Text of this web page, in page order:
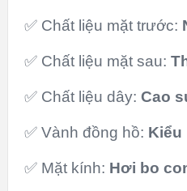
✅ Chất liệu mặt trước:
✅ Chất liệu mặt sau:
✅ Chất liệu dây: Cao
✅ Vành đồng hồ: Kiểu
✅ Mặt kính: Hơi bo